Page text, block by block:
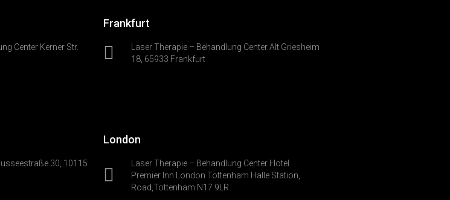
Center Kerner Str.
Frankfurt
Laser Therapie – Behandlung Center Alt Griesheim
18, 65933 Frankfurt
30, 10115
London
Laser Therapie – Behandlung Center Hotel
Premier lnn London Tottenham Halle Station,
Road,Tottenham N17 9LR